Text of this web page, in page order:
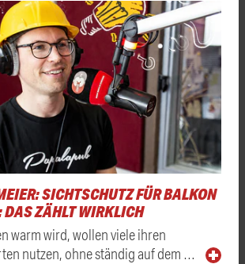
SICHTSCHUTZ FÜR BALKON
DAS ZÄHLT WIRKLICH
warm wird, wollen viele ihren
nutzen, ohne ständig auf dem …